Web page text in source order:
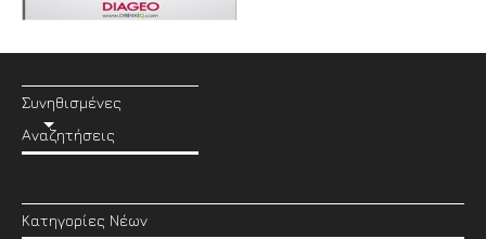
Συνηθισμένες
Αναζητήσεις
Κατηγορίες Νέων